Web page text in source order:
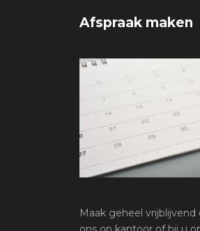
Afspraak maken
Maak geheel vrijblijvend